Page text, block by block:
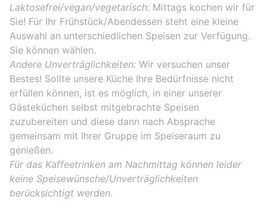
Laktosefrei/vegan/vegetarisch: Mittags kochen wir für
Sie! Für Ihr Frühstück/Abendessen steht eine kleine
Auswahl an unterschiedlichen Speisen zur Verfügung.
Sie können wählen.
Andere Unverträglichkeiten: Wir versuchen unser
Bestes! Sollte unsere Küche Ihre Bedürfnisse nicht
erfüllen können, ist es möglich, in einer unserer
Gästeküchen selbst mitgebrachte Speisen
zuzubereiten und diese dann nach Absprache
gemeinsam mit Ihrer Gruppe im Speiseraum zu
genießen.
Für das Kaffeetrinken am Nachmittag können leider
keine Speisewünsche/Unverträglichkeiten
berücksichtigt werden.